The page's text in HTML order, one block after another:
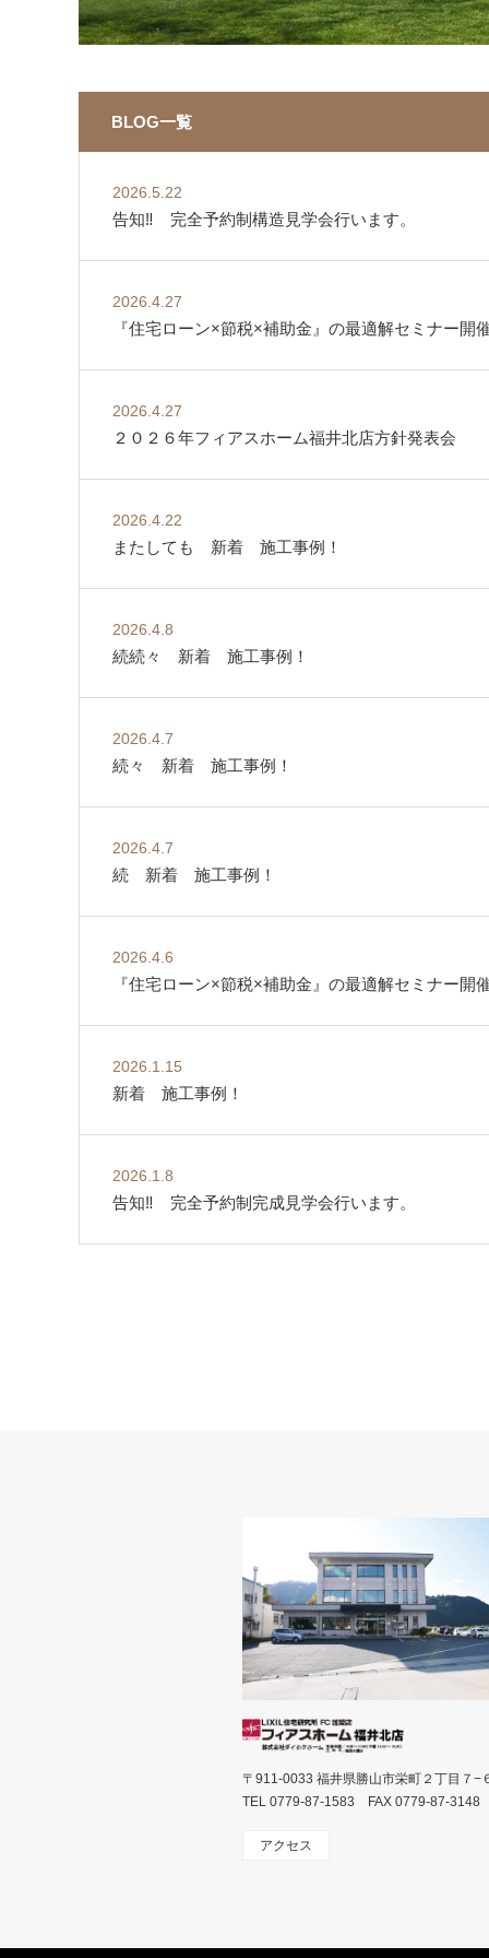
BLOG一覧
2026.5.22
告知‼ 完全予約制構造見学会行います。
2026.4.27
『住宅ローン×節税×補助金』の最適解セミナー開
2026.4.27
２０２６年フィアスホーム福井北店方針発表会
2026.4.22
またしても 新着 施工事例！
2026.4.8
続続々 新着 施工事例！
2026.4.7
続々 新着 施工事例！
2026.4.7
続 新着 施工事例！
2026.4.6
『住宅ローン×節税×補助金』の最適解セミナー開
2026.1.15
新着 施工事例！
2026.1.8
告知‼ 完全予約制完成見学会行います。
〒911-0033 福井県勝山市栄町２丁目７−
TEL 0779-87-1583 FAX 0779-87-3148
アクセス